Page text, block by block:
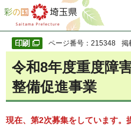
彩の国 埼玉県
ページ番号：215348 掲
令和8年度重度障
整備促進事業
現在、第2次募集をしています。